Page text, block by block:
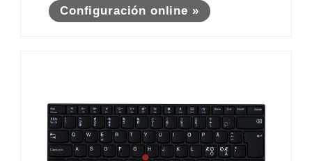
Configuración online »